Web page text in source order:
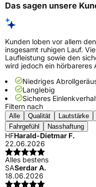
Das sagen unsere
Kunden loben vor allem
insgesamt ruhigen Lauf.
Laufleistung sowie den
wird jedoch ein hörbareres
Niedriges
Langlebig
Sicheres
Filtern nach
Alle Qualität Lautstärke
Fahrgefühl
Nasshaftung
HFHarald-Dietmar F.
22.06.2026
Alles bestens
SASerdar A.
18.06.2026